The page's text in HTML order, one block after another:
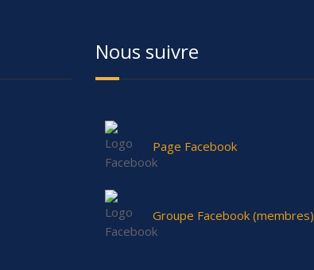
Nous suivre
Page Facebook
Groupe Facebook (membres)